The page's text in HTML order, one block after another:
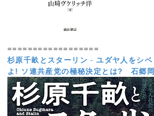
==================
杉原千畝とスターリン -ユダヤ人をシ
よ! ソ連共産党の極秘決定とは?
石郷